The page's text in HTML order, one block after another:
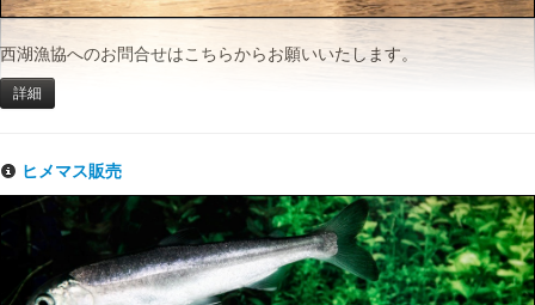
西湖漁協へのお問合せはこちらからお願いいたします。
詳細
ヒメマス販売